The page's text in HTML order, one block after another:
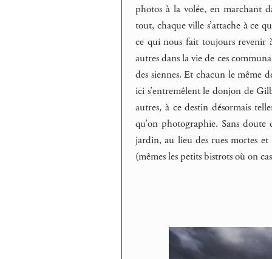
photos à la volée, en marchant
tout, chaque ville s’attache à ce
ce qui nous fait toujours revenir
autres dans la vie de ces
des siennes. Et chacun le même
ici s’entremêlent le donjon de
autres, à ce destin désormais
qu’on photographie. Sans doute
jardin, au lieu des rues mortes
(mêmes les petits bistrots où on